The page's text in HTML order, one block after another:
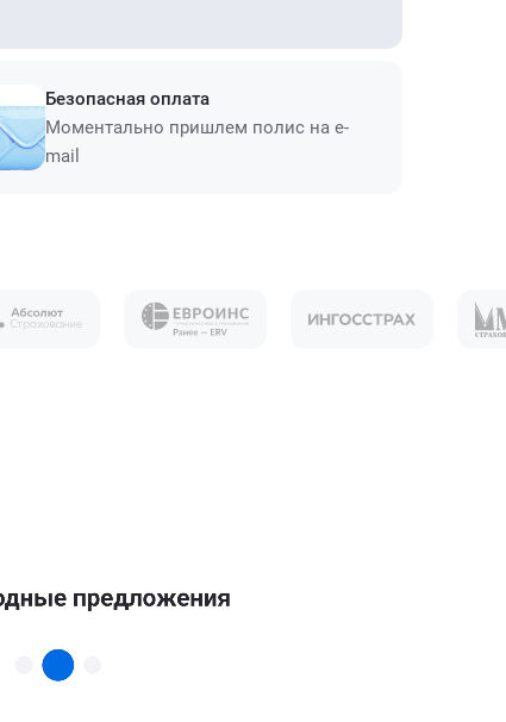
Безопасная оплата
Моментально пришлем полис на e-
mail